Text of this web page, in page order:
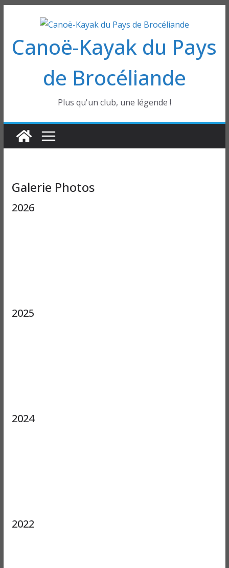
contenu
Canoë-Kayak du Pays
de Brocéliande
Plus qu'un club, une légende !
Galerie Photos
2026
2025
2024
2022